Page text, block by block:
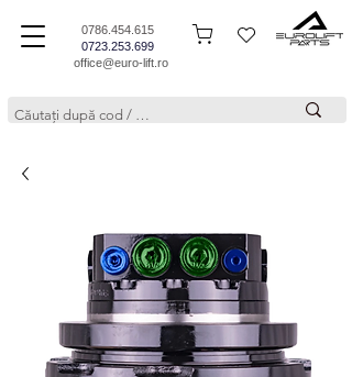
0786.454.615
0723.253.699
office@euro-lift.ro